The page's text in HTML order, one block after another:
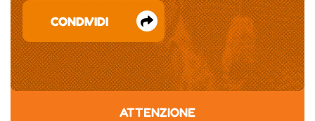
CONDIVIDI
ATTENZIONE